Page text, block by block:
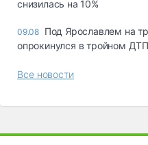
снизилась на 10%
09.08 Под Ярославлем на
опрокинулся в тройном
Все новости